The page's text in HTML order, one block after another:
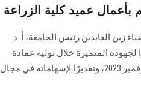
عميد كلية الزراعة
العابدين ‏رئيس الجامعة، أ. د.
لجهوده المتميزة خلال توليه عمادة
كلية الزراعة لفترتين ‏متتاليتين من عام 2017 حتى نوفمبر 2023، وتقديرًا لإسهاماته في مجال